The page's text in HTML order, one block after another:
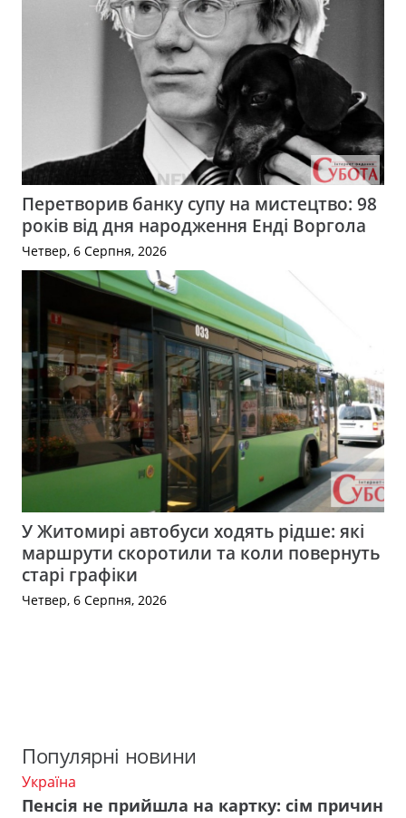
Перетворив банку супу на мистецтво: 98
років від дня народження Енді Воргола
Четвер, 6 Серпня, 2026
У Житомирі автобуси ходять рідше: які
маршрути скоротили та коли повернуть
старі графіки
Четвер, 6 Серпня, 2026
Популярні новини
Україна
Пенсія не прийшла на картку: сім причин